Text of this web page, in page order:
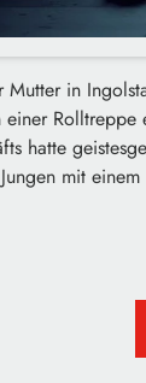
Mutter in
Rolltreppe
hatte
mit